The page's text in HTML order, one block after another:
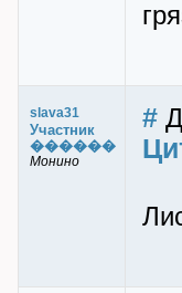
slava31
Участник
������
Монино
#